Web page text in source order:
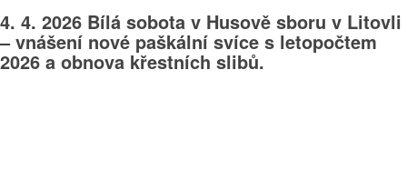
4. 4. 2026 Bílá sobota v Husově sboru v Litovli
– vnášení nové paškální svíce s letopočtem
2026 a obnova křestních slibů.